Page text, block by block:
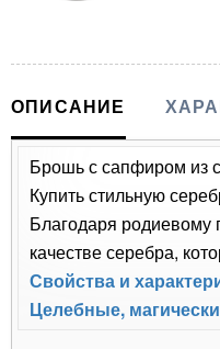
ОПИСАНИЕ
Брошь с сапфиром из
Купить стильную
Благодаря
качестве серебра,
Свойства и
Целебные,